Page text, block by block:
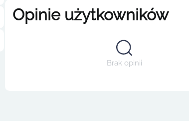
Opinie użytkowników
Brak opinii